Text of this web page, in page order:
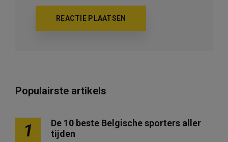
Populairste artikels
1
De 10 beste Belgische sporters aller
tijden